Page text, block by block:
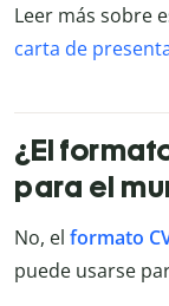
Leer más sobre
carta de
¿El
para el
No, el formato
puede usarse